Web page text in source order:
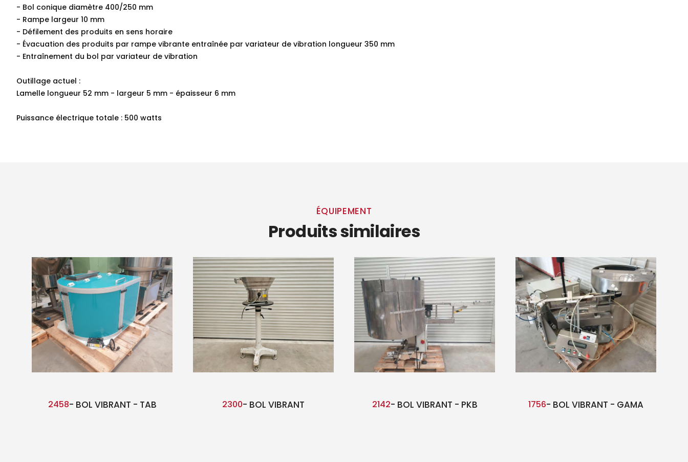
- Bol conique diamètre 400/250 mm
- Rampe largeur 10 mm
- Défilement des produits en sens horaire
- Évacuation des produits par rampe vibrante entraînée par variateur de vibration longueur 350 mm
- Entraînement du bol par variateur de vibration
Outillage actuel :
Lamelle longueur 52 mm - largeur 5 mm - épaisseur 6 mm
Puissance électrique totale : 500 watts
ÉQUIPEMENT
Produits similaires
2458- BOL VIBRANT - TAB 2300- BOL VIBRANT 2142- BOL VIBRANT - PKB 1756- BOL VIBRANT - GAMA